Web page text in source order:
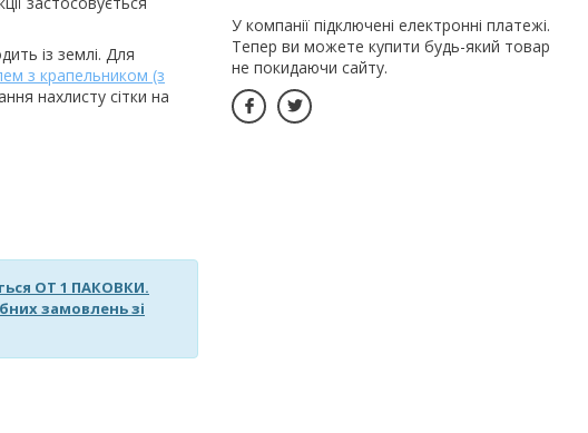
із землі. Для
з крапельником (з
нахлисту сітки на
ОТ 1 ПАКОВКИ.
замовлень зі
У компанії підключені електронні платежі.
Тепер ви можете купити будь-який товар
не покидаючи сайту.